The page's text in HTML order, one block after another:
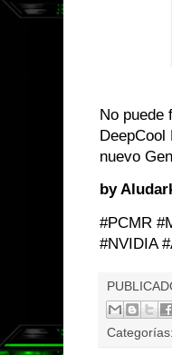
No puede
nuevo
by
#PCMR
#NVIDIA
Categorías: